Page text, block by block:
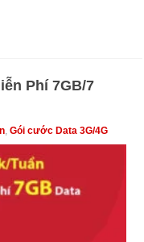
Phí 7GB/7
,Gói cước Data 3G/4G